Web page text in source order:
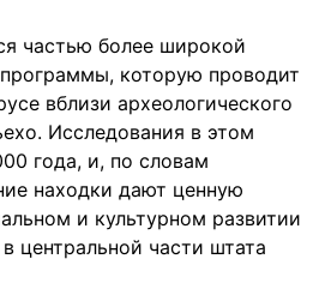
частью более широкой
которую проводит
вблизи археологического
Исследования в этом
года, и, по словам
находки дают ценную
и культурном развитии
центральной части штата